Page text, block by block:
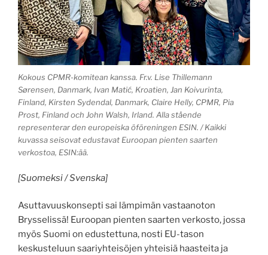
Kokous CPMR-komitean kanssa. Fr.v. Lise Thillemann
Sørensen, Danmark, Ivan Matić, Kroatien, Jan Koivurinta,
Finland, Kirsten Sydendal, Danmark, Claire Helly, CPMR, Pia
Prost, Finland och John Walsh, Irland. Alla stående
representerar den europeiska öföreningen ESIN. / Kaikki
kuvassa seisovat edustavat Euroopan pienten saarten
verkostoa, ESIN:ää.
[Suomeksi / Svenska]
Asuttavuuskonsepti sai lämpimän vastaanoton
Brysselissä! Euroopan pienten saarten verkosto, jossa
myös Suomi on edustettuna, nosti EU-tason
keskusteluun saariyhteisöjen yhteisiä haasteita ja